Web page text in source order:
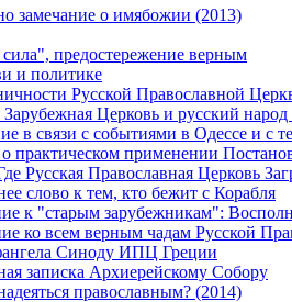
замечание о имябожии (2013)
предостережение верным
и политике
Русской Православной
Церковь и русский
в связи с событиями в Одессе и с
применении
Русская Православная Церковь
слово к тем, кто бежит с Корабля
к "старым зарубежникам":
ко всем верным чадам Русской
Синоду ИПЦ Греции
записка Архиерейскому Собору
православным? (2014)